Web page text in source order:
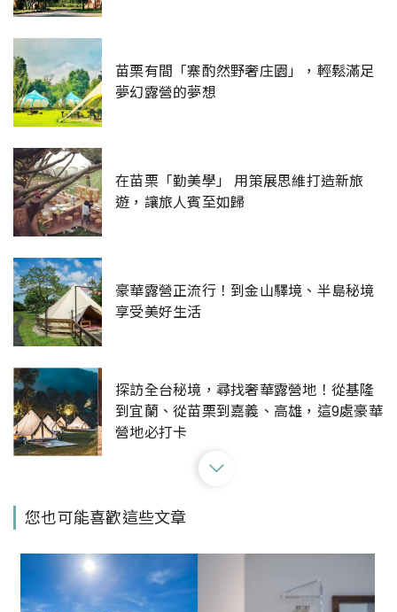
苗栗有間「寨酌然野奢庄園」，輕鬆滿足
夢幻露營的夢想
在苗栗「勤美學」 用策展思維打造新旅
遊，讓旅人賓至如歸
豪華露營正流行！到金山驛境、半島秘境
享受美好生活
探訪全台秘境，尋找奢華露營地！從基隆
到宜蘭、從苗栗到嘉義、高雄，這9處豪華
營地必打卡
奢莊園」5種風格豪奢營帳開箱，晚餐還有
您也可能喜歡這些文章